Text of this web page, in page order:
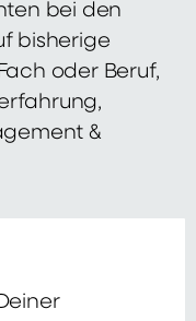
bei den
bisherige
oder Beruf,
&